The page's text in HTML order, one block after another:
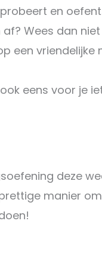
en
Wees dan
een vriendelijke
eens voor je
deze
manier